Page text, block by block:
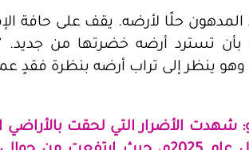
المدهون حلًا لأرضه. يقف على حافة
بأن تسترد أرضه خضرتها من
ينظر إلى تراب أرضه بنظرة فقدٍ
شهدت الأضرار التي لحقت بالأراضي